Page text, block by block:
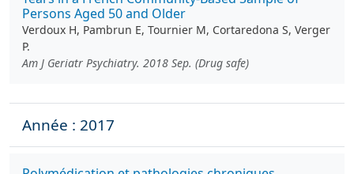
Persons Aged 50 and Older
Verdoux H, Pambrun E, Tournier M, Cortaredona S, Verger
P.
Am J Geriatr Psychiatry. 2018 Sep. (Drug safe)
Année : 2017